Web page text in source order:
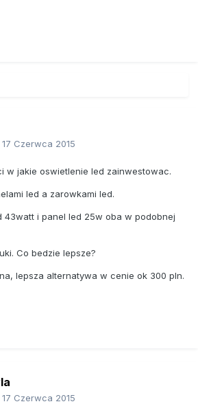
17 Czerwca 2015
w jakie oswietlenie led zainwestowac.
led a zarowkami led.
43watt i panel led 25w oba w podobnej
Co bedzie lepsze?
lepsza alternatywa w cenie ok 300 pln.
17 Czerwca 2015